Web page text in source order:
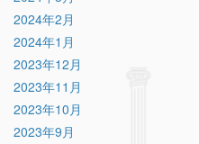
2024年2月
2024年1月
2023年12月
2023年11月
2023年10月
2023年9月